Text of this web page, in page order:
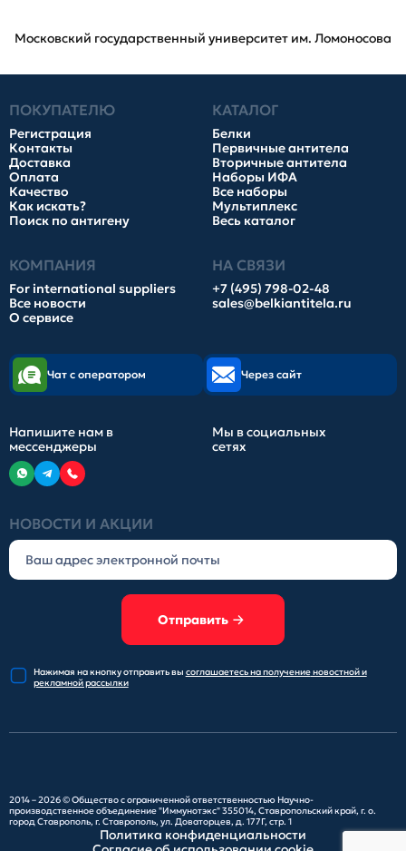
Московский государственный университет им. Ломоносова
ПОКУПАТЕЛЮ
Регистрация
Контакты
Доставка
Оплата
Качество
Как искать?
Поиск по антигену
КАТАЛОГ
Белки
Первичные антитела
Вторичные антитела
Наборы ИФА
Все наборы
Мультиплекс
Весь каталог
КОМПАНИЯ
For international suppliers
Все новости
О сервисе
НА СВЯЗИ
+7 (495) 798-02-48
sales@belkiantitela.ru
НОВОСТИ И АКЦИИ
Отправить
Нажимая на кнопку отправитьвы соглашаетесь на получениеновостной и
рекламной рассылки
Чат с оператором Через сайт
Напишите нам в
мессенджеры
Мы в социальных
сетях
2014 – 2026 ©Общество с ограниченной ответственностью Научно-
производственное объединение "Иммунотэкс"355014, Ставропольский край, г. о.
город Ставрополь, г. Ставрополь, ул. Доваторцев, д. 177Г, стр. 1
Политика конфиденциальности